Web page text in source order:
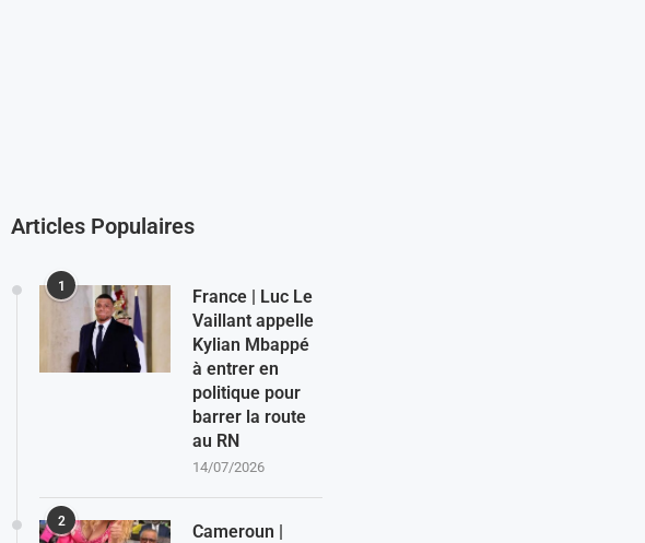
Articles Populaires
1
France | Luc Le
Vaillant appelle
Kylian Mbappé
à entrer en
politique pour
barrer la route
au RN
14/07/2026
2
Cameroun |